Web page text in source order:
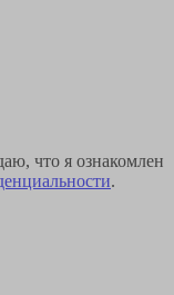
что я ознакомлен
.